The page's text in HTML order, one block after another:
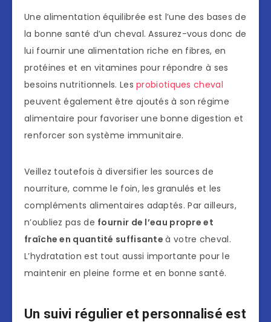
Une alimentation équilibrée est l’une des bases de
la bonne santé d’un cheval. Assurez-vous donc de
lui fournir une alimentation riche en fibres, en
protéines et en vitamines pour répondre à ses
besoins nutritionnels. Lesprobiotiques cheval
peuvent également être ajoutés à son régime
alimentaire pour favoriser une bonne digestion et
renforcer son système immunitaire.
Veillez toutefois à diversifier les sources de
nourriture, comme le foin, les granulés et les
compléments alimentaires adaptés. Par ailleurs,
n’oubliez pas de fournir de l’eau propre et
fraîche en quantité suffisanteà votre cheval.
L’hydratation est tout aussi importante pour le
maintenir en pleine forme et en bonne santé.
Un suivi régulier et personnalisé est